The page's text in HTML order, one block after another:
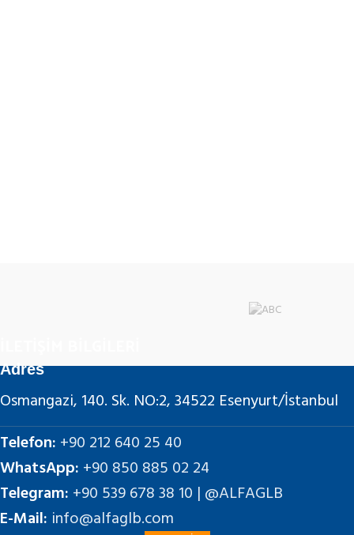
Adres
Osmangazi, 140. Sk. NO:2, 34522 Esenyurt/İstanbul
Telefon: +90 212 640 25 40
WhatsApp: +90 850 885 02 24
Telegram: +90 539 678 38 10 | @ALFAGLB
E-Mail: info@alfaglb.com